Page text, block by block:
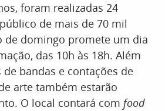
foram realizadas 24
de mais de 70 mil
de domingo promete um dia
das 10h às 18h. Além
de bandas e contações de
arte também estarão
O local contará com food